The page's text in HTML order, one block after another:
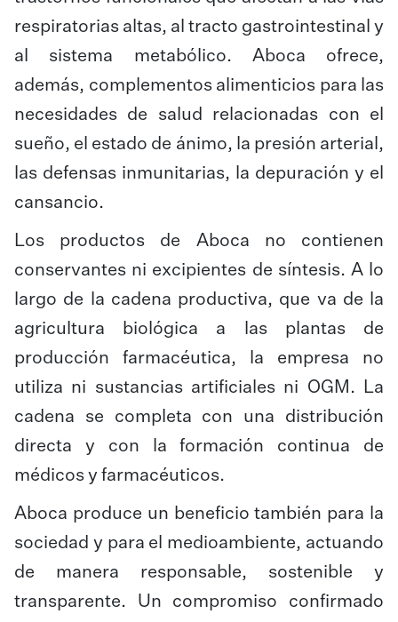
respiratorias altas, al tracto gastrointestinal y
al sistema metabólico. Aboca ofrece,
además, complementos alimenticios para las
necesidades de salud relacionadas con el
sueño, el estado de ánimo, la presión arterial,
las defensas inmunitarias, la depuración y el
cansancio.
Los productos de Aboca no contienen
conservantes ni excipientes de síntesis. A lo
largo de la cadena productiva, que va de la
agricultura biológica a las plantas de
producción farmacéutica, la empresa no
utiliza ni sustancias artificiales ni OGM. La
cadena se completa con una distribución
directa y con la formación continua de
médicos y farmacéuticos.
Aboca produce un beneficio también para la
sociedad y para el medioambiente, actuando
de manera responsable, sostenible y
transparente. Un compromiso confirmado